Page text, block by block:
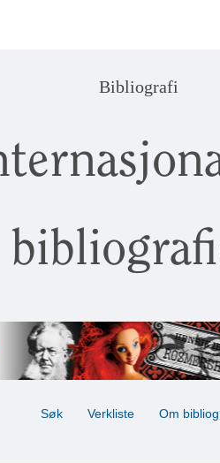
Bibliografi
Søk Verkliste Om